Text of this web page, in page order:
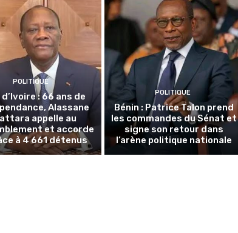
POLITIQUE
: 66 ans de
Alassane
appelle au
et accorde
à 4 661 détenus
POLITIQUE
Bénin : Patrice Talon prend
les commandes du Sénat et
signe son retour dans
l’arène politique nationale